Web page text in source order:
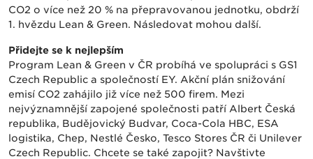
CO2 o více než 20 % na přepravovanou jednotku, obdrží
1. hvězdu Lean & Green. Následovat mohou další.
Přidejte se k nejlepším
Program Lean & Green v ČR probíhá ve spolupráci s GS1
Czech Republic a společností EY. Akční plán snižování
emisí CO2 zahájilo již více než 500 firem. Mezi
nejvýznamnější zapojené společnosti patří Albert Česká
republika, Budějovický Budvar, Coca-Cola HBC, ESA
logistika, Chep, Nestlé Česko, Tesco Stores ČR či Unilever
Czech Republic. Chcete se také zapojit? Navštivte